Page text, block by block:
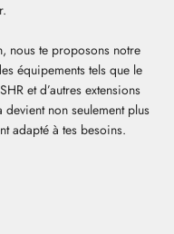
nous te proposons notre
équipements tels que le
et d’autres extensions
non seulement plus
adapté à tes besoins.